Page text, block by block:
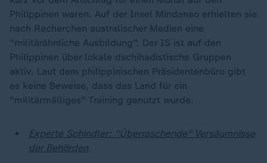
Philippinen waren. Auf der Insel Mindanao erhielten sie
nach Recherchen australischer Medien eine
"militärähnliche Ausbildung". Der IS ist auf den
Philippinen über lokale dschihadistische Gruppen
aktiv. Laut dem philippinischen Präsidentenbüro gibt
es keine Beweise, dass das Land für ein
"militärmäßiges" Training genutzt wurde.
Experte Schindler: "Überraschende" Versäumnisse
der Behörden